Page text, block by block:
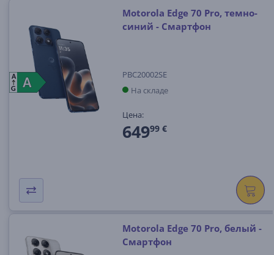
A
A
A
G
Motorola Edge 70 Pro, темно-
синий - Смартфон
PBC20002SE
На складе
Цена:
64999 €
Motorola Edge 70 Pro, белый -
Смартфон